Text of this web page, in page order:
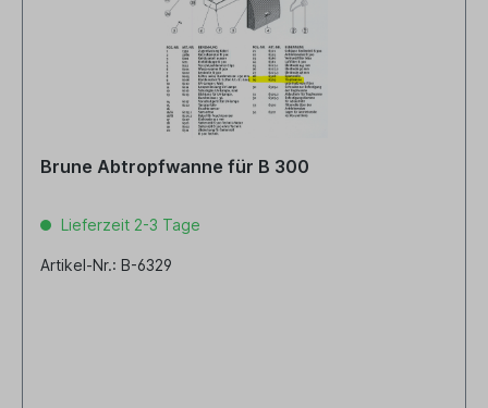
Brune Abtropfwanne für B 300
Lieferzeit 2-3 Tage
Artikel-Nr.: B-6329